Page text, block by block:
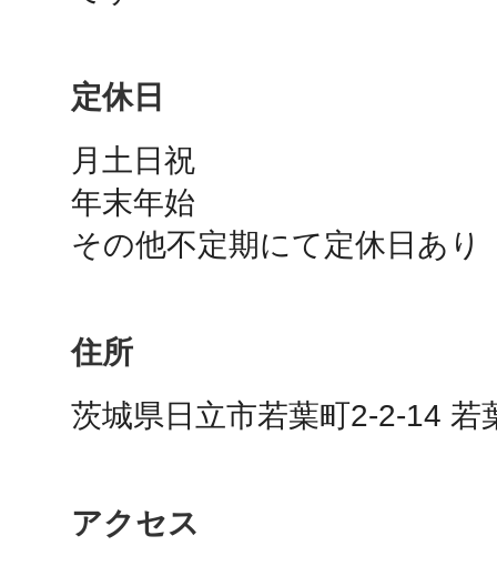
定休日
月土日祝
年末年始
その他不定期にて定休日あり
住所
茨城県日立市若葉町2-2-14 若
アクセス